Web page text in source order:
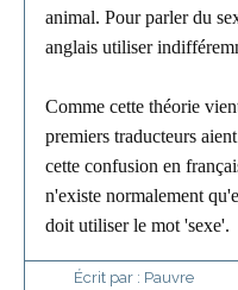
animal. Pour parler du
anglais utiliser
Comme cette théorie
premiers traducteurs
cette confusion en
n'existe normalement
doit utiliser le mot 'sexe'.
Écrit par : Pauvre